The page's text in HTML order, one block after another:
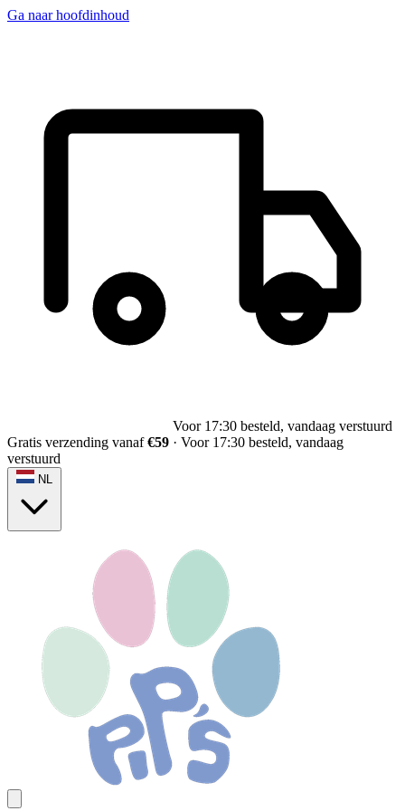
Ga naar hoofdinhoud
Voor 17:30 besteld, vandaag verstuurd
Gratis verzending vanaf€59 · Voor 17:30 besteld, vandaag
verstuurd
NL